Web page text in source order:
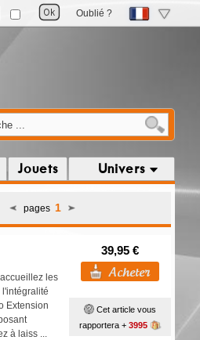
Oublié ?
Jouets Univers
pages 1
les
Extension
à laiss ...
39,95 €
Cet article vous
rapportera + 3995